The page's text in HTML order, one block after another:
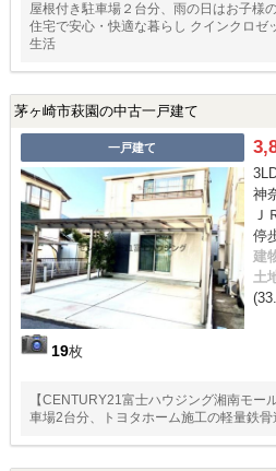
屋根付き駐車場２台分、雨の日はお子様
住宅で安心・快適な暮らし クインクロゼ
生活
茅ヶ崎市萩園の中古一戸建て
一戸建て
19枚
神
Ｊ
停
建
土
【CENTURY21富士ハウジング湘南モー
車場2台分、トヨタホーム施工の軽量鉄骨